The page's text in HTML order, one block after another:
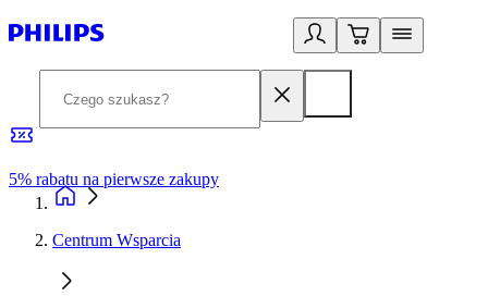
5% rabatu na pierwsze zakupy
Centrum Wsparcia